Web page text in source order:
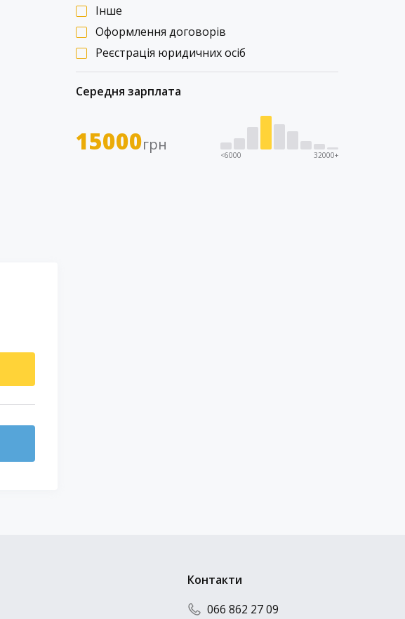
Інше
Оформлення договорів
Реєстрація юридичних осіб
Середня зарплата
15000грн
<6000 32000+
Контакти
066 862 27 09